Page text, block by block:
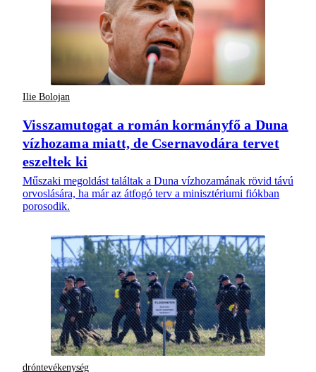
Ilie Bolojan
Visszamutogat a román kormányfő a Duna
vízhozama miatt, de Csernavodára tervet
eszeltek ki
Műszaki megoldást találtak a Duna vízhozamának rövid távú
orvoslására, ha már az átfogó terv a minisztériumi fiókban
porosodik.
dróntevékenység